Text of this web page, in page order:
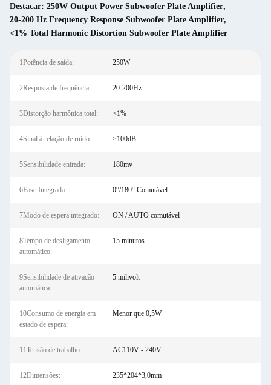
Destacar: 250W Output Power Subwoofer Plate Amplifier,
20-200 Hz Frequency Response Subwoofer Plate Amplifier,
<1% Total Harmonic Distortion Subwoofer Plate Amplifier
1Potência de saída: 250W
2Resposta de frequência: 20-200Hz
3Distorção harmônica total: <1%
4Sinal à relação de ruído: >100dB
5Sensibilidade entrada: 180mv
6Fase Integrada: 0°/180° Comutável
7Modo de espera integrado: ON / AUTO comutável
8Tempo de desligamento
automático:
15 minutos
9Sensibilidade de ativação
automática:
5 milivolt
10Consumo de energia em
estado de espera:
Menor que 0,5W
11Tensão de trabalho: AC110V - 240V
12Dimensões: 235*204*3,0mm